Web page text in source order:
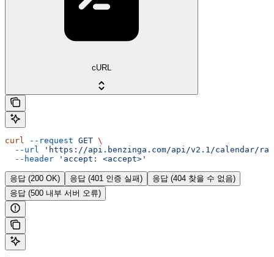
cURL
curl --request GET \
  --url
'https://api.benzinga.com/api/v2.1/calendar/
  --header
'accept: <accept>'
응답 (200 OK) 응답 (401 인증 실패)
응답 (404 찾을 수 없음)
응답 (500 내부 서버 오류)